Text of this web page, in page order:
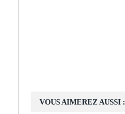
VOUS AIMEREZ AUSSI :